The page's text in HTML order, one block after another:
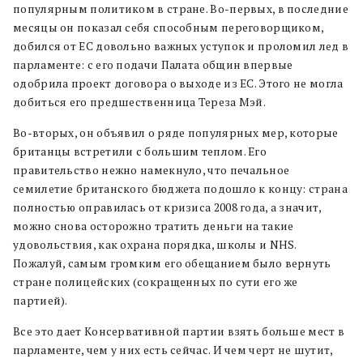
популярным политиком в стране. Во-первых, в последние
месяцы он показал себя способным переговорщиком,
добился от ЕС довольно важных уступок и проломил лед в
парламенте: с его подачи Палата общин впервые
одобрила проект договора о выходе из ЕС. Этого не могла
добиться его предшественница Тереза Мэй.
Во-вторых, он объявил о ряде популярных мер, которые
британцы встретили с большим теплом. Его
правительство нежно намекнуло, что печальное
семилетие британского бюджета подошло к концу: страна
полностью оправилась от кризиса 2008 года, а значит,
можно снова осторожно тратить деньги на такие
удовольствия, как охрана порядка, школы и NHS.
Пожалуй, самым громким его обещанием было вернуть
стране полицейских (сокращенных по сути его же
партией).
Все это дает Консервативной партии взять больше мест в
парламенте, чем у них есть сейчас. И чем черт не шутит,